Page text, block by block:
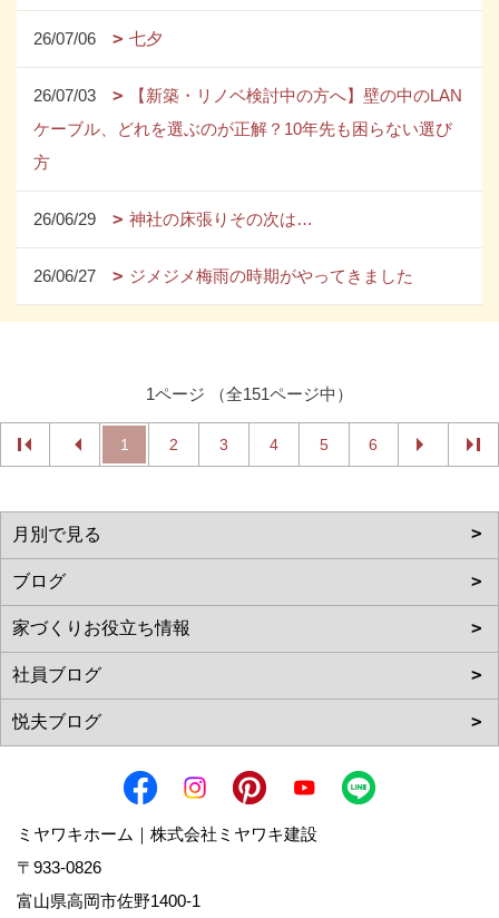
26/07/06 七夕
26/07/03
【新築・リノベ検討中の方へ】壁の中のLAN
ケーブル、どれを選ぶのが正解？10年先も困らない選び
方
26/06/29 神社の床張りその次は…
26/06/27 ジメジメ梅雨の時期がやってきました
1ページ （全151ページ中）
1 2 3 4 5 6
ミヤワキホーム｜株式会社ミヤワキ建設
〒933-0826
富山県高岡市佐野1400-1